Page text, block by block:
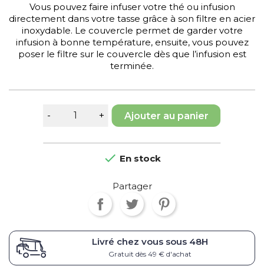
Vous pouvez faire infuser votre thé ou infusion
directement dans votre tasse grâce à son filtre en acier
inoxydable. Le couvercle permet de garder votre
infusion à bonne température, ensuite, vous pouvez
poser le filtre sur le couvercle dès que l’infusion est
terminée.
Ajouter au panier
 En stock
Partager
Livré chez vous sous 48H
Gratuit dès 49 € d'achat